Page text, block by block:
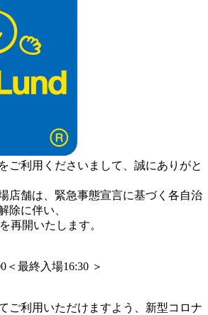
ご利用くださいまして、誠にありがと
店舗は、緊急事態宣言に基づく各自治
除に伴い、
再開いたします。
＜最終入場16:30 ＞
ご利用いただけますよう、新型コロナ